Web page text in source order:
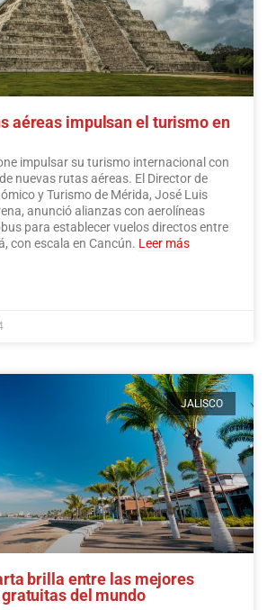
aéreas impulsan el turismo en
impulsar su turismo internacional con
nuevas rutas aéreas. El Director de
y Turismo de Mérida, José Luis
anunció alianzas con aerolíneas
para establecer vuelos directos entre
con escala en Cancún. Leer más
JALISCO
brilla entre las mejores
del mundo